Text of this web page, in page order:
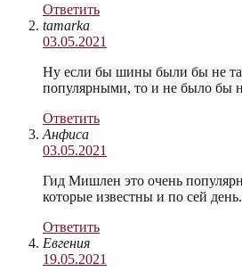
Ответить
tamarka
03.05.2021
Ну если бы шины были бы не
популярными, то и не было бы
Ответить
Анфиса
03.05.2021
Гид Мишлен это очень
которые известны и по сей день.
Ответить
Евгения
19.05.2021